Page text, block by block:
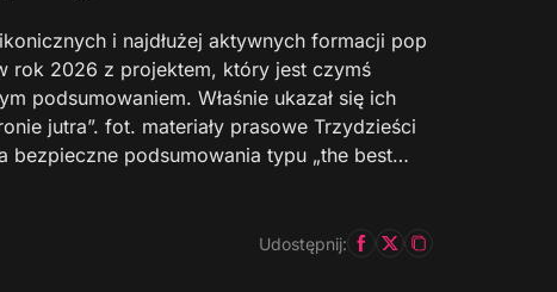
i najdłużej aktywnych formacji pop
rok 2026 z projektem, który jest czymś
podsumowaniem. Właśnie ukazał się ich
jutra”. fot. materiały prasowe Trzydzieści
bezpieczne podsumowania typu „the best…
Udostępnij: